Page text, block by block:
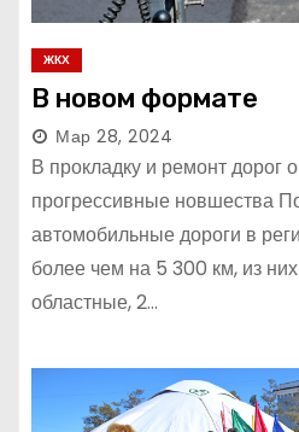
ЖКХ
В новом формате
Мар 28, 2024
В прокладку и ремонт дорог
прогрессивные новшества
автомобильные дороги в
более чем на 5 300 км, из
областные, 2…